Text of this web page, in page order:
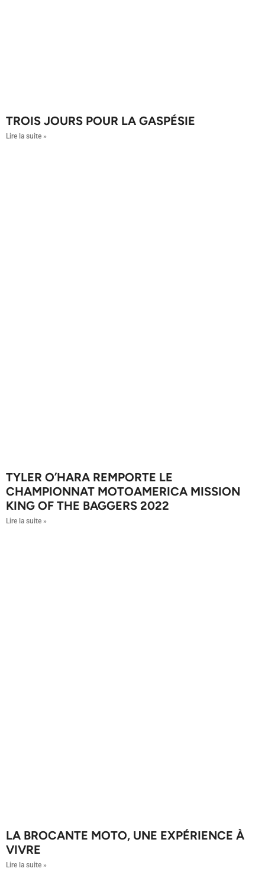
TROIS JOURS POUR LA GASPÉSIE
Lire la suite »
TYLER O’HARA REMPORTE LE
CHAMPIONNAT MOTOAMERICA MISSION
KING OF THE BAGGERS 2022
Lire la suite »
LA BROCANTE MOTO, UNE EXPÉRIENCE À
VIVRE
Lire la suite »